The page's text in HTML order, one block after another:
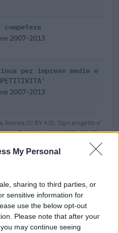
My Personal
sharing to third parties, or
sensitive information for
use the below opt-out
Please note that after your
may continue seeing
2007-2013
per imprese medie e
2007-2013
licenza CC BY 4.0). Ogni progetto e'
Dati aggiornati al 2026-08-09.
pubblici
risulta beneficiaria di 15 aiuti
di 8.060.220 euro (2022–